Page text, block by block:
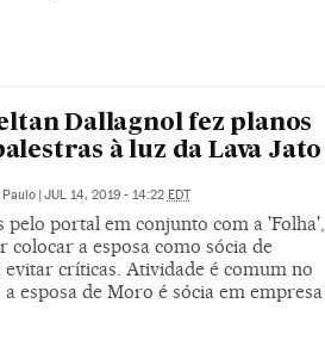
Dallagnol fez planos
à luz da Lava Jato
Paulo JUL 14, 2019 - 14:22 EDT
pelo portal em conjunto com a 'Folha',
a esposa como sócia de
críticas. Atividade é comum no
esposa de Moro é sócia em empresa